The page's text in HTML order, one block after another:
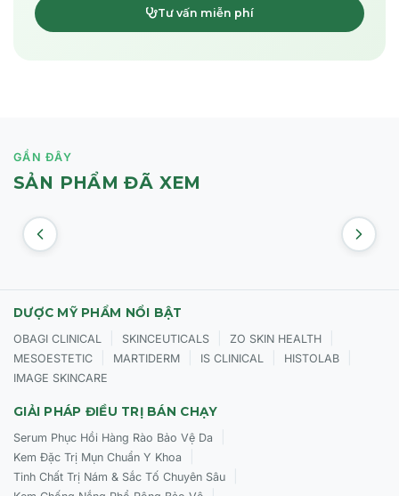
Tư vấn miễn phí
GẦN ĐÂY
SẢN PHẨM ĐÃ XEM
DƯỢC MỸ PHẨM NỔI BẬT
OBAGI CLINICAL SKINCEUTICALS ZO SKIN HEALTH
MESOESTETIC MARTIDERM IS CLINICAL HISTOLAB
IMAGE SKINCARE
GIẢI PHÁP ĐIỀU TRỊ BÁN CHẠY
Serum Phục Hồi Hàng Rào Bảo Vệ Da
Kem Đặc Trị Mụn Chuẩn Y Khoa
Tinh Chất Trị Nám & Sắc Tố Chuyên Sâu